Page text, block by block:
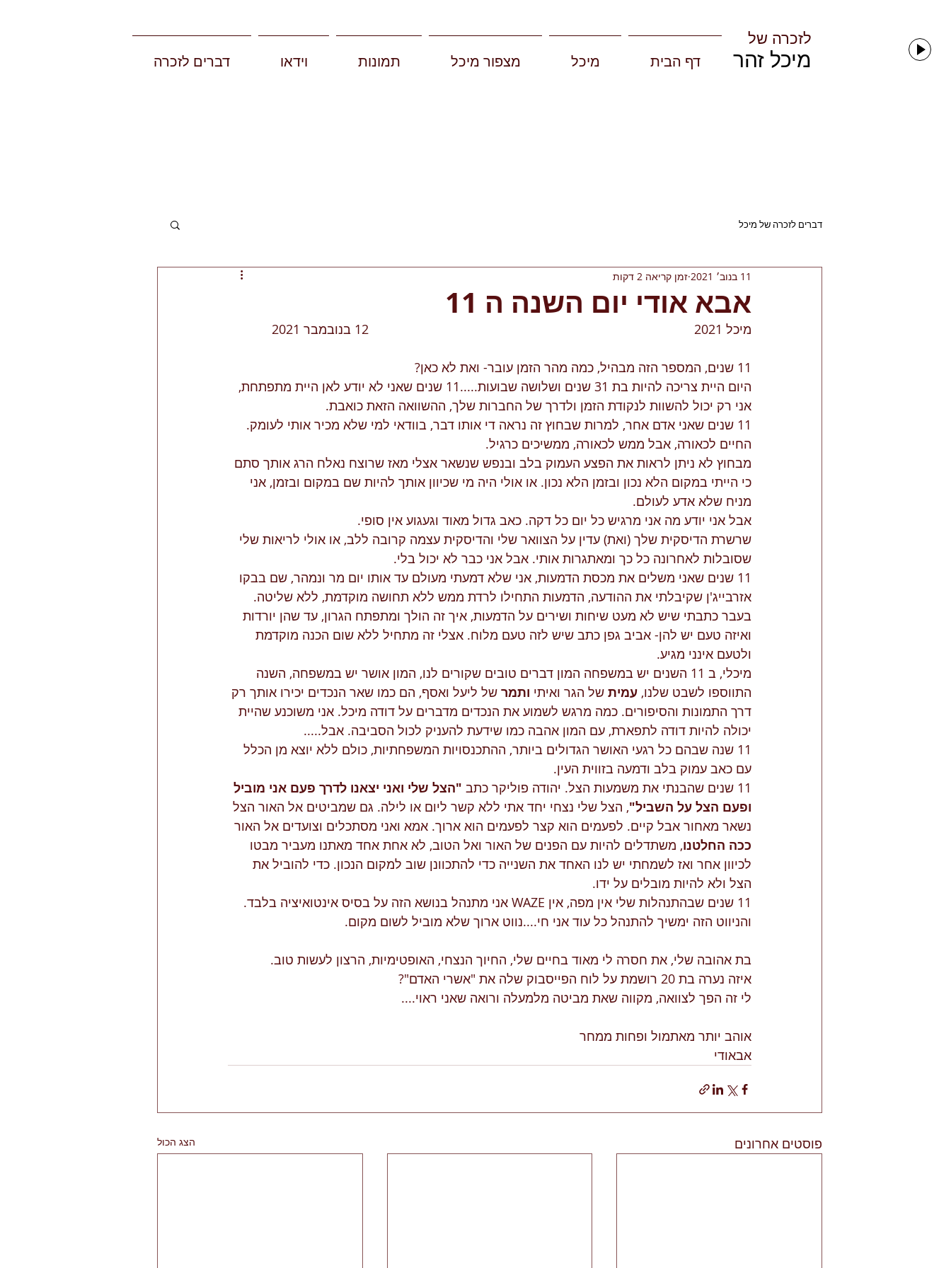
דברים לזכרה של מיכל
אבא אודי יום השנה ה 11
11 בנוב׳ 2021 זמן קריאה 2 דקות
מיכל 2021                                                                                            12 בנובמבר 2021
11 שנים, המספר הזה מבהיל, כמה מהר הזמן עובר- ואת לא כאן?
היום היית צריכה להיות בת 31 שנים ושלושה שבועות.....11 שנים שאני לא יודע לאן היית מתפתחת,
אני רק יכול להשוות לנקודת הזמן ולדרך של החברות שלך, ההשוואה הזאת כואבת.
11 שנים שאני אדם אחר, למרות שבחוץ זה נראה די אותו דבר, בוודאי למי שלא מכיר אותי לעומק.
החיים לכאורה, אבל ממש לכאורה, ממשיכים כרגיל.
מבחוץ לא ניתן לראות את הפצע העמוק בלב ובנפש שנשאר אצלי מאז שרוצח נאלח הרג אותך סתם
כי הייתי במקום הלא נכון ובזמן הלא נכון. או אולי היה מי שכיוון אותך להיות שם במקום ובזמן, אני
מניח שלא אדע לעולם.
אבל אני יודע מה אני מרגיש כל יום כל דקה. כאב גדול מאוד וגעגוע אין סופי.
שרשרת הדיסקית שלך (ואת) עדין על הצוואר שלי והדיסקית עצמה קרובה ללב, או אולי לריאות שלי
שסובלות לאחרונה כל כך ומאתגרות אותי. אבל אני כבר לא יכול בלי.
11 שנים שאני משלים את מכסת הדמעות, אני שלא דמעתי מעולם עד אותו יום מר ונמהר, שם בבקו
אזרבייג'ן שקיבלתי את ההודעה, הדמעות התחילו לרדת ממש ללא תחושה מוקדמת, ללא שליטה.
בעבר כתבתי שיש לא מעט שיחות ושירים על הדמעות, איך זה הולך ומתפתח הגרון, עד שהן יורדות
ואיזה טעם יש להן- אביב גפן כתב שיש לזה טעם מלוח. אצלי זה מתחיל ללא שום הכנה מוקדמת
ולטעם אינני מגיע.
מיכלי, ב 11 השנים יש במשפחה המון דברים טובים שקורים לנו, המון אושר יש במשפחה, השנה
התווספו לשבט שלנו, עמית של הגר ואיתי ותמר של ליעל ואסף, הם כמו שאר הנכדים יכירו אותך רק
דרך התמונות והסיפורים. כמה מרגש לשמוע את הנכדים מדברים על דודה מיכל. אני משוכנע שהיית
יכולה להיות דודה לתפארת, עם המון אהבה כמו שידעת להעניק לכול הסביבה. אבל.....
11 שנה שבהם כל רגעי האושר הגדולים ביותר, ההתכנסויות המשפחתיות, כולם ללא יוצא מן הכלל
עם כאב עמוק בלב ודמעה בזווית העין.
11 שנים שהבנתי את משמעות הצל. יהודה פוליקר כתב
"הצל שלי ואני יצאנו לדרך פעם אני מוביל
ופעם הצל על השביל", הצל שלי נצחי יחד אתי ללא קשר ליום או לילה. גם שמביטים אל האור הצל
נשאר מאחור אבל קיים. לפעמים הוא קצר לפעמים הוא ארוך. אמא ואני מסתכלים וצועדים אל האור
ככה החלטנו, משתדלים להיות עם הפנים של האור ואל הטוב, לא אחת אחד מאתנו מעביר מבטו
לכיוון אחר ואז לשמחתי יש לנו האחד את השנייה כדי להתכוונן שוב למקום הנכון. כדי להוביל את
הצל ולא להיות מובלים על ידו.
11 שנים שבהתנהלות שלי אין מפה, אין WAZE אני מתנהל בנושא הזה על בסיס אינטואיציה בלבד.
והניווט הזה ימשיך להתנהל כל עוד אני חי....נווט ארוך שלא מוביל לשום מקום.
בת אהובה שלי, את חסרה לי מאוד בחיים שלי, החיוך הנצחי, האופטימיות, הרצון לעשות טוב.
איזה נערה בת 20 רושמת על לוח הפייסבוק שלה את "אשרי האדם"?
לי זה הפך לצוואה, מקווה שאת מביטה מלמעלה ורואה שאני ראוי....
אוהב יותר מאתמול ופחות ממחר
אבאודי
פוסטים אחרונים הצג הכול
דף הבית מיכל מצפור מיכל תמונות וידאו דברים לזכרה
לזכרה של​
​מיכל זהר​